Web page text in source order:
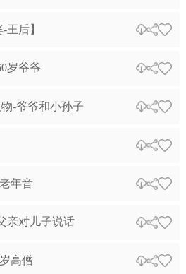
王后】
岁爷爷
-爷爷和小孙子
年音
亲对儿子说话
高僧